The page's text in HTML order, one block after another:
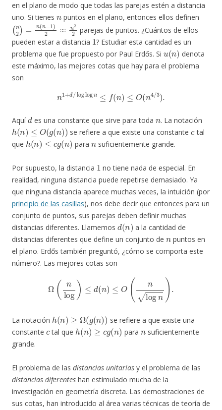
en el plano de modo que todas las parejas estén a distancia
uno. Si tienes
n
puntos en el plano, entonces ellos definen
(n2 n(n−1) ≈ n2
parejas de puntos. ¿Cuántos de ellos
pueden estar a distancia
1
? Estudiar esta cantidad es un
problema que fue propuesto por Paul Erdős. Si
u( n)
denota
este máximo, las mejores cotas que hay para el problema
son
1+d/loglog ≤f n ≤ O(n 4/3)
Aquí es una constante que sirve para toda . La notación
h(n)≤O(g(n))
se refiere a que existe una constante
c
tal
que
h (n )≤cg(n)
para
n
suficientemente grande.
Por supuesto, la distancia
no tiene nada de especial. En
realidad, ninguna distancia puede repetirse demasiado. Ya
que ninguna distancia aparece muchas veces, la intuición (por
principio de las casillas), nos debe decir que entonces para un
conjunto de puntos, sus parejas deben definir muchas
distancias diferentes. Llamemos
d(n)
a la cantidad de
distancias diferentes que define un conjunto de
n
puntos en
el plano. Erdős también preguntó, ¿cómo se comporta este
número?. Las mejores cotas son
n nlog
La notación
h (n ) g ( )
se refiere a que existe una
constante
c
tal que
h(n)≥cg(n)
para
n
suficientemente
grande.
El problema de las distancias unitarias y el problema de las
distancias diferentes han estimulado mucha de la
investigación en geometría discreta. Las demostraciones de
sus cotas, han introducido al área varias técnicas de teoría de